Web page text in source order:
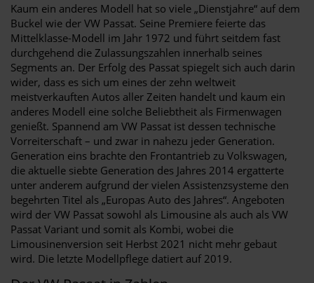
Kaum ein anderes Modell hat so viele „Dienstjahre“ auf dem
Buckel wie der VW Passat. Seine Premiere feierte das
Mittelklasse-Modell im Jahr 1972 und führt seitdem fast
durchgehend die Zulassungszahlen innerhalb seines
Segments an. Der Erfolg des Passat spiegelt sich auch darin
wider, dass es sich um eines der zehn weltweit
meistverkauften Autos aller Zeiten handelt und kaum ein
anderes Modell eine solche Beliebtheit als Firmenwagen
genießt. Spannend am VW Passat ist dessen technische
Vorreiterschaft – und zwar in nahezu jeder Generation.
Generation eins brachte den Frontantrieb zu Volkswagen,
die aktuelle siebte Generation des Jahres 2014 ergatterte
unter anderem aufgrund der vielen Assistenzsysteme den
begehrten Titel als „Europas Auto des Jahres“. Angeboten
wird der VW Passat sowohl als Limousine als auch als VW
Passat Variant und somit als Kombi, wobei die
Limousinenversion seit Herbst 2021 nicht mehr gebaut
wird. Die letzte Modellpflege datiert auf 2019.